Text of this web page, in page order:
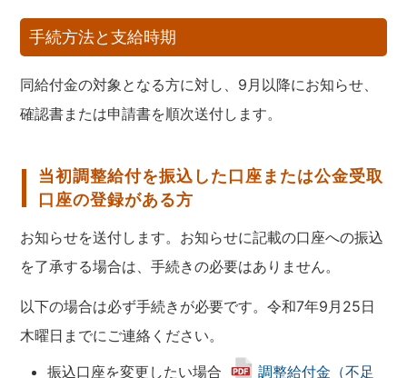
手続方法と支給時期
同給付金の対象となる方に対し、9月以降にお知らせ、
確認書または申請書を順次送付します。
当初調整給付を振込した口座または公金受取
口座の登録がある方
お知らせを送付します。お知らせに記載の口座への振込
を了承する場合は、手続きの必要はありません。
以下の場合は必ず手続きが必要です。令和7年9月25日
木曜日までにご連絡ください。
振込口座を変更したい場合
調整給付金（不足